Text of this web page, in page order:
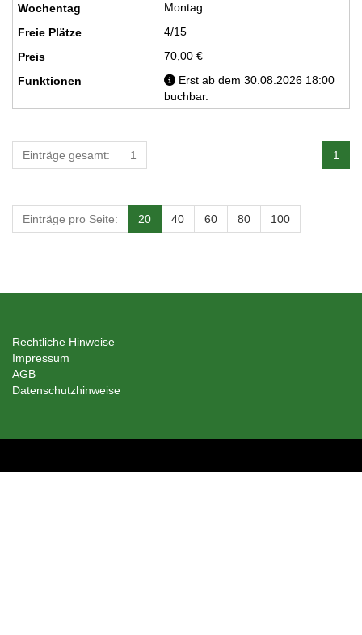
Montag
4/15
70,00 €
Erst ab dem 30.08.2026 18:00
buchbar.
1
Einträge gesamt: 1
Einträge pro Seite: 20 40 60 80 100
Rechtliche Hinweise
Impressum
AGB
Datenschutzhinweise